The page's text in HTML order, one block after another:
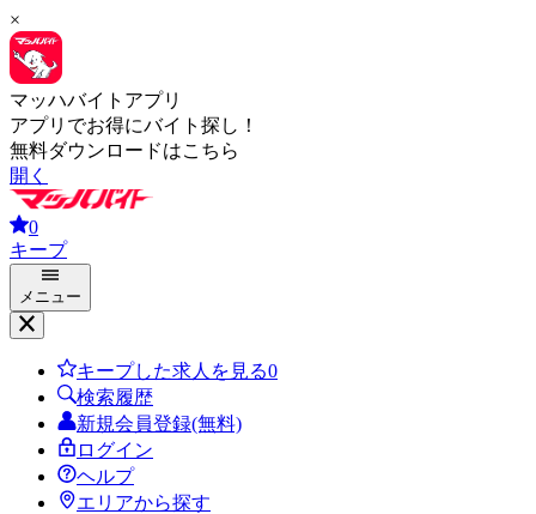
×
マッハバイトアプリ
アプリでお得にバイト探し！
無料ダウンロードはこちら
開く
0
キープ
メニュー
キープした求人を見る0
検索履歴
新規会員登録(無料)
ログイン
ヘルプ
エリアから探す